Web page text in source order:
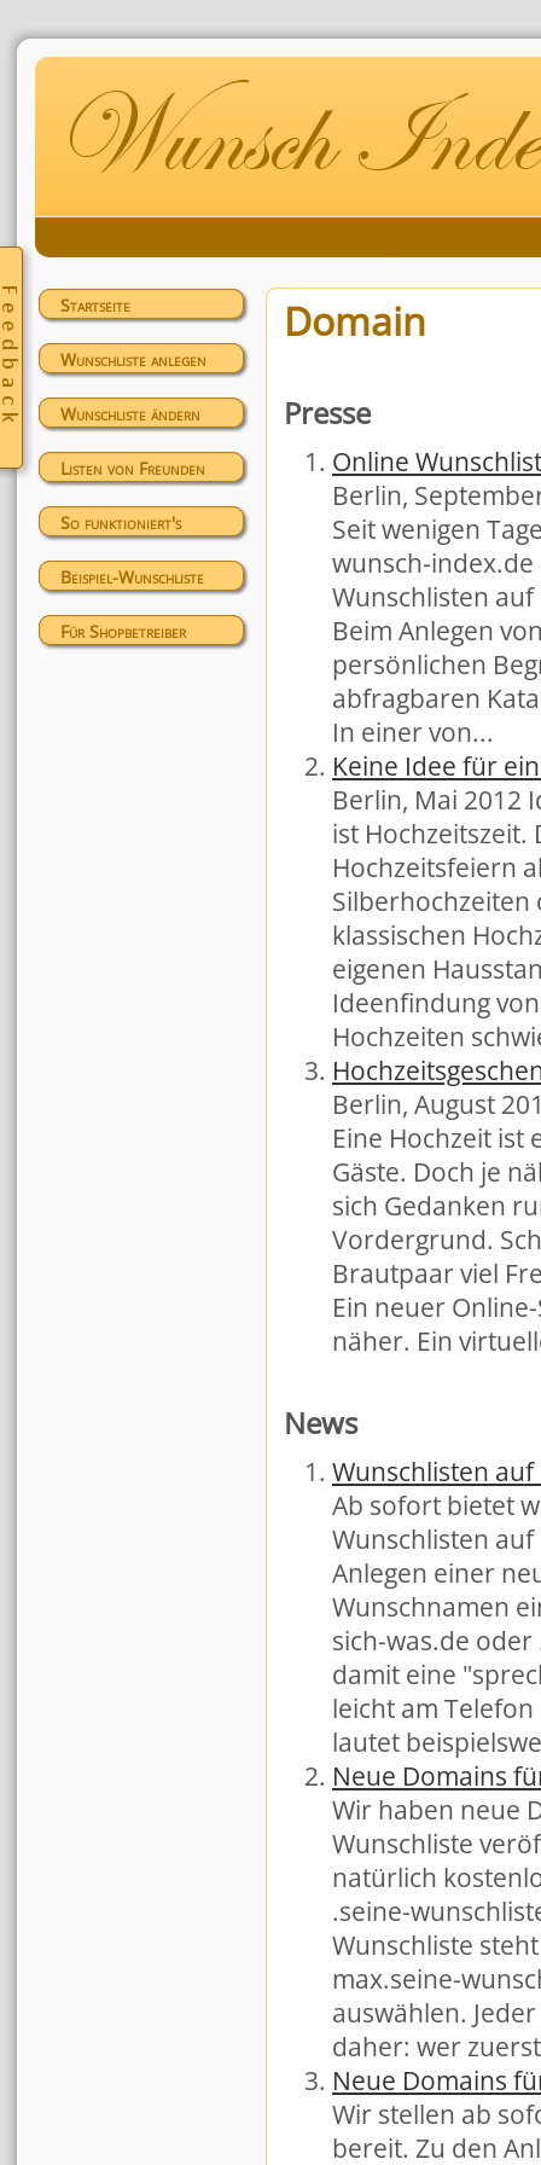
Domain
Presse
Online
Berlin,
Seit wenigen
wunsch-
Wunschlisten
Beim Anlegen
persönlichen
abfragbaren
In einer von...
Keine Idee für
Berlin, Mai 2012
ist Hochzeitszeit.
Hochzeitsfeiern
Silberhochzeiten
klassischen
eigenen
Ideenfindung
Hochzeiten
Berlin, August
Eine Hochzeit
Gäste. Doch je
sich Gedanken
Vordergrund.
Brautpaar viel
Ein neuer
näher. Ein
News
Wunschlisten
Ab sofort bietet
Wunschlisten
Anlegen einer
Wunschnamen
sich-was.de
damit eine
leicht am
lautet
Neue Domains
Wir haben neue
Wunschliste
natürlich
.seine-
Wunschliste
max.seine-
auswählen.
daher: wer
Neue Domains
Wir stellen ab
bereit. Zu den
Startseite
Wunschliste anlegen
Wunschliste ändern
Listen von Freunden
So funktioniert's
Beispiel-Wunschliste
Für Shopbetreiber